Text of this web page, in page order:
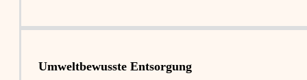
Umweltbewusste Entsorgung